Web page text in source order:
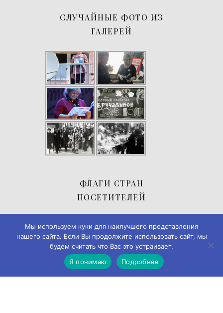
СЛУЧАЙНЫЕ ФОТО ИЗ
ГАЛЕРЕЙ
ФЛАГИ СТРАН
ПОСЕТИТЕЛЕЙ
Мы используем куки для наилучшего представления
нашего сайта. Если Вы продолжите использовать сайт, мы
будем считать что Вас это устраивает.
Я понимаю
Подробнее